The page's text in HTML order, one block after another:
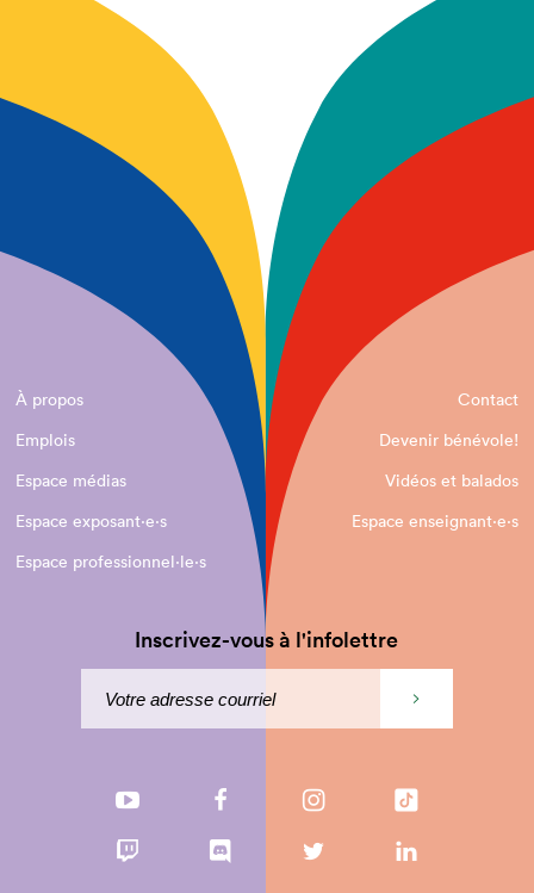
À propos
Contact
Emplois
Devenir bénévole!
Espace médias
Vidéos et balados
Espace exposant·e⋅s
Espace enseignant·e⋅s
Espace professionnel·le⋅s
Inscrivez-vous à l'infolettre